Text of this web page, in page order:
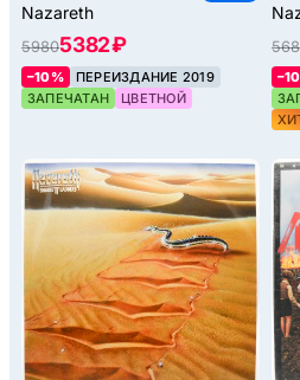
Nazareth
59805382 ₽
–10%
ПЕРЕИЗДАНИЕ 2019
ЗАПЕЧАТАН
ЦВЕТНОЙ